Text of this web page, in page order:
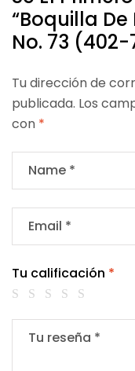
“Boquilla
No. 73 (402-
Tu dirección de
publicada. Los
con *
Tu calificación *